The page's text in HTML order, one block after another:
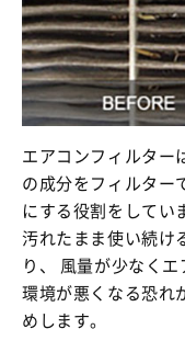
エアコンフィルター
の成分をフィルター
にする役割をしてい
汚れたまま使い続け
り、 風量が少なく
環境が悪くなる恐れ
めします。